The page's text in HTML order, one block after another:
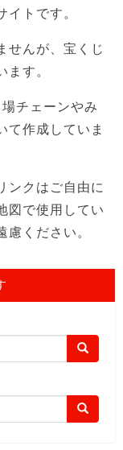
トです。
せんが、宝くじ
ます。
チェーンやみ
て作成していま
ンクはご自由に
図で使用してい
慮ください。